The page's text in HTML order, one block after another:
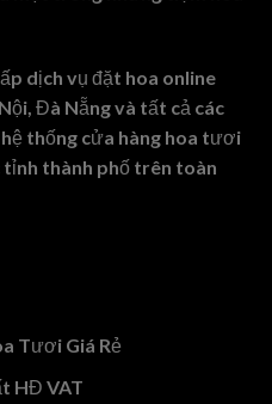
dịch vụ đặt hoa online
Đà Nẵng và tất cả các
thống cửa hàng hoa tươi
thành phố trên toàn
Tươi Giá Rẻ
HĐ VAT